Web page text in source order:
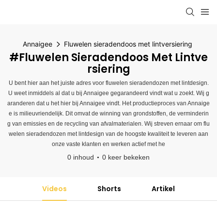
Annaigee Fluwelen sieradendoos met lintversiering
#Fluwelen Sieradendoos Met Lintve
Rsiering
U bent hier aan het juiste adres voor fluwelen sieradendozen met lintdesign.
U weet inmiddels al dat u bij Annaigee gegarandeerd vindt wat u zoekt. Wij g
aranderen dat u het hier bij Annaigee vindt. Het productieproces van Annaige
e is milieuvriendelijk. Dit omvat de winning van grondstoffen, de verminderin
g van emissies en de recycling van afvalmaterialen. Wij streven ernaar om flu
welen sieradendozen met lintdesign van de hoogste kwaliteit te leveren aan
onze vaste klanten en werken actief met he
0 inhoud 0 keer bekeken
Videos Shorts Artikel